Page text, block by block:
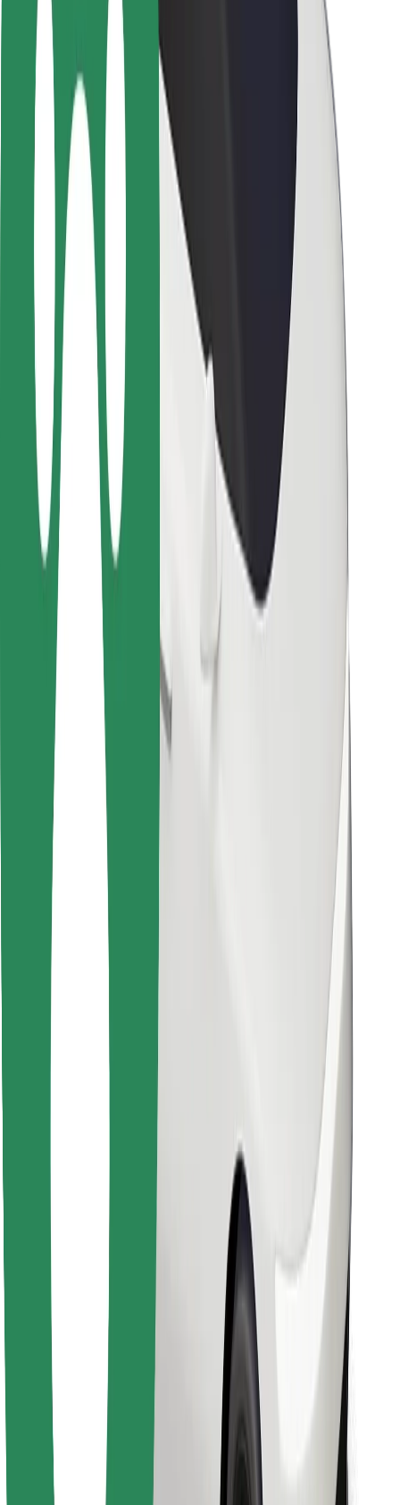
Pasažieru drošība
Autovadītāju drošība
Skrejriteņu drošība
Drošības laboratorija
Pilsētas
Pilsētas
Risinājumi pilsētām
Lidostas
Bolt uzlādes statīvi
Palīdzība
Pasažieriem
Autovadītājiem
Kurjeriem
Bolt Food
Autoparku īpašniekiem
Restorāniem
Bolt for Business
Cits
Piegādātāji
Noteikumi un nosacījumi
Drošība
Saņem braucienu minūšu laikā!
Lejupielādē Bolt lietotni
Atrodi savas mīļākās maltītes!
Lejupielādē Bolt Food lietotni